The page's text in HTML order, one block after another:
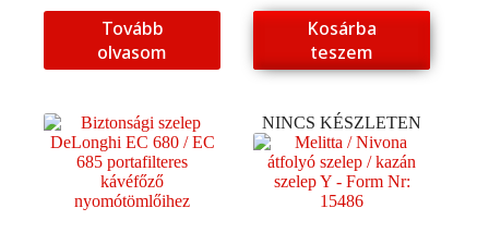
Tovább
olvasom
Kosárba
teszem
NINCS KÉSZLETEN